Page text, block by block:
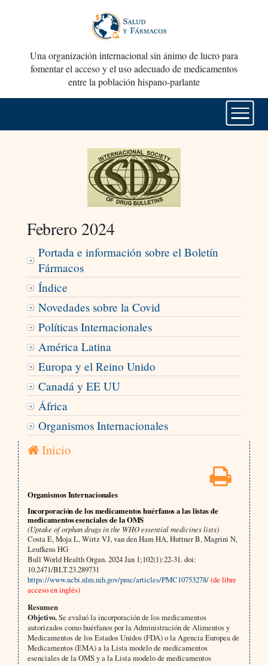
Una organización internacional sin ánimo de lucro para
fomentar el acceso y el uso adecuado de medicamentos
entre la población hispano-parlante
Febrero 2024
Portada e información sobre el Boletín
Fármacos
Índice
Novedades sobre la Covid
Políticas Internacionales
América Latina
Europa y el Reino Unido
Canadá y EE UU
África
Organismos Internacionales
Inicio
Organismos Internacionales
Incorporación de los medicamentos huérfanos a las listas de
medicamentos esenciales de la OMS
(Uptake of orphan drugs in the WHO essential medicines lists)
Costa E, Moja L, Wirtz VJ, van den Ham HA, Huttner B, Magrini N,
Leufkens HG
Bull World Health Organ. 2024 Jan 1;102(1):22-31. doi:
10.2471/BLT.23.289731
https://www.ncbi.nlm.nih.gov/pmc/articles/PMC10753278/(de libre
acceso en inglés)
Resumen
Objetivo.Se evaluó la incorporación de los medicamentos
autorizados como huérfanos por la Administración de Alimentos y
Medicamentos de los Estados Unidos (FDA) o la Agencia Europea de
Medicamentos (EMA) a la Lista modelo de medicamentos
esenciales de la OMS y a la Lista modelo de medicamentos